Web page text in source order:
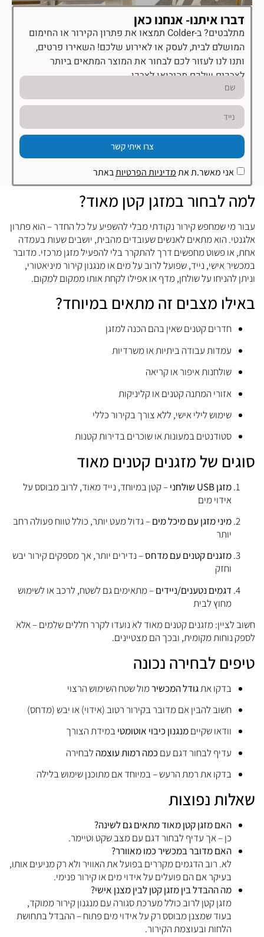
דברו איתנו- אנחנו כאן
מתלבטים? ב-Colder תמצאו את פתרון הקירור או החימום
המושלם לבית, לעסק או לאירוע שלכם! השאירו פרטים,
ותנו לנו לעזור לכם לבחור את המוצר המתאים ביותר
לצרכים שלכם מהיבואן לצרכן.
אני מאשר.ת אתמדיניות הפרטיותבאתר
צרו איתי קשר
למהלבחור במזגן קטן מאוד?
עבורמישמחפשקירור נקודתימבלי להשפיעעלכלהחדר –הואפתרון
אלגנטי. הואמתאים לאנשיםשעובדיםמהבית, יושביםשעותבעמדה
אחת,או פשוטמחפשים דרך להתקררבלי להפעילמזגןמרכזי.מדובר
במכשיראישי, נייד,שפועללרוב עלמיםאומנגנוןקירורמיניאטורי,
וניתן להניחו עלשולחן,מדףאואפילו לקחתאותוממקום למקום.
באילו מצבים זה מתאים במיוחד?
חדריםקטניםשאיןבהם הכנה למזגן
עמדותעבודהביתיותאומשרדיות
שולחנותאיפוראוקריאה
אזורי המתנהקטניםאוקליניקות
שימוש ליליאישי, ללאצורךבקירור כללי
סטודנטיםבמעונותאושוכריםבדירותקטנות
סוגים של מזגנים קטנים מאוד
מזגןUSB שולחני–קטןבמיוחד, ניידמאוד, לרובמבוסס על
אידוימים
מינימזגןעםמיכלמים–גדולמעט יותר, כוללטווח פעולה רחב
יותר
מזגניםקטניםעםמדחס–נדירים יותר,אךמספקיםקירור יבש
וחזק
דגמים נטענים/ניידים–מתאימיםגם לשטח, לרכבאו לשימוש
מחוץ לבית
חשוב לציין:מזגניםקטניםמאוד לאנועדו לקררחלליםשלמים –אלא
לספק נוחותמקומית, ובכך הםמצטיינים.
טיפים לבחירה נכונה
בדקואתגודלהמכשירמולשטח השימוש הרצוי
חשוב להביןאםמדוברבקירור רטוב (אידוי)או יבש (מדחס)
וודאושקייםמנגנון כיבוי אוטומטיבמידתהצורך
עדיף לבחור דגם עם כמה רמותעוצמה לבחירה
בדקואתרמתהרעש –במיוחדאםמתוכנןשימושבלילה
שאלותנפוצות
האםמזגןקטןמאודמתאיםגםלשינה?
כן –אך עדיף לבחור דגם עםמצבשקט וטיימר.
האםמדוברבמכשירכמומאוורר?
לא. רוב הדגמיםמקרריםבפועלאתהאוויר ולארקמניעיםאותו,
בעיקראם הם פועלים עלאידוימיםאוקירור פנימי.
מהההבדלביןמזגןקטןלביןמצנן אישי?
מזגןקטן לרוב כוללמערכתסגורה עםמנגנוןקירורממוקד,
בעודשמצנןמבוסס רק עלאידוימים פתוח –ההבדלבתחושת
הלחותובעוצמתהקירור.